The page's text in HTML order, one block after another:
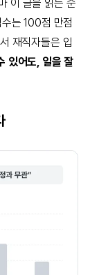
이 글을 읽는 순
수는100점 만점
재직자들은 입
있어도, 일을 잘